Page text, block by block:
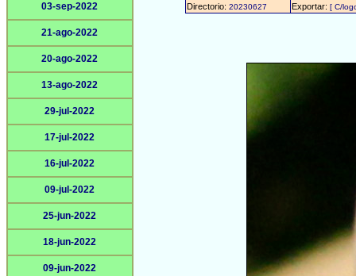
03-sep-2022
21-ago-2022
20-ago-2022
13-ago-2022
29-jul-2022
17-jul-2022
16-jul-2022
09-jul-2022
25-jun-2022
18-jun-2022
09-jun-2022
Directorio:20230627 Exportar:[ C/